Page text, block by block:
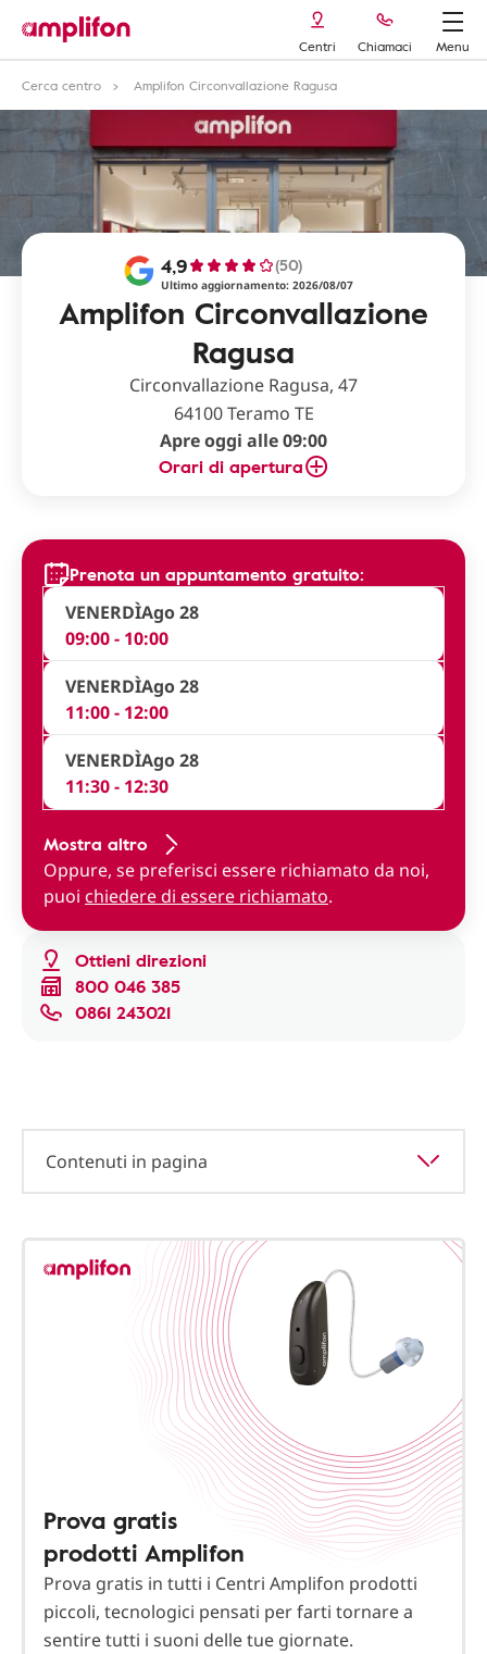
Centri Chiamaci
Menu
Cerca centro
Amplifon Circonvallazione Ragusa
Amplifon Circonvallazione
Ragusa
4,9 (50)
Ultimo aggiornamento: 2026/08/07
Circonvallazione Ragusa, 47
64100 Teramo TE
Apre oggi alle 09:00
Orari di apertura
Ottieni direzioni
800 046 385
0861 243021
Prenota un appuntamento gratuito:
VENERDÌAgo 28
09:00 - 10:00
VENERDÌAgo 28
11:00 - 12:00
VENERDÌAgo 28
11:30 - 12:30
Mostra altro
Oppure, se preferisci essere richiamato da noi,
puoi chiedere di essere richiamato.
Contenuti in pagina
Prova gratis
prodotti Amplifon
Prova gratis in tutti i Centri Amplifon prodotti
piccoli, tecnologici pensati per farti tornare a
sentire tutti i suoni delle tue giornate.